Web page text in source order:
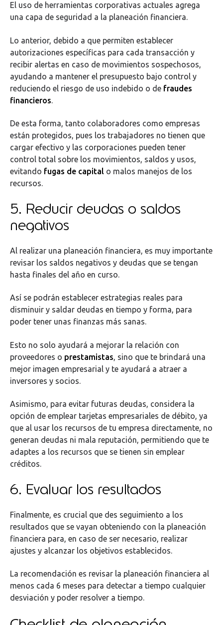
El uso de herramientas corporativas actuales agrega
una capa de seguridad a la planeación financiera.
Lo anterior, debido a que permiten establecer
autorizaciones específicas para cada transacción y
recibir alertas en caso de movimientos sospechosos,
ayudando a mantener el presupuesto bajo control y
reduciendo el riesgo de uso indebido o de fraudes
financieros.
De esta forma, tanto colaboradores como empresas
están protegidos, pues los trabajadores no tienen que
cargar efectivo y las corporaciones pueden tener
control total sobre los movimientos, saldos y usos,
evitando fugas de capital o malos manejos de los
recursos.
5. Reducir deudas o saldos
negativos
Al realizar una planeación financiera, es muy importante
revisar los saldos negativos y deudas que se tengan
hasta finales del año en curso.
Así se podrán establecer estrategias reales para
disminuir y saldar deudas en tiempo y forma, para
poder tener unas finanzas más sanas.
Esto no solo ayudará a mejorar la relación con
proveedores o prestamistas, sino que te brindará una
mejor imagen empresarial y te ayudará a atraer a
inversores y socios.
Asimismo, para evitar futuras deudas, considera la
opción de emplear tarjetas empresariales de débito, ya
que al usar los recursos de tu empresa directamente, no
generan deudas ni mala reputación, permitiendo que te
adaptes a los recursos que se tienen sin emplear
créditos.
6. Evaluar los resultados
Finalmente, es crucial que des seguimiento a los
resultados que se vayan obteniendo con la planeación
financiera para, en caso de ser necesario, realizar
ajustes y alcanzar los objetivos establecidos.
La recomendación es revisar la planeación financiera al
menos cada 6 meses para detectar a tiempo cualquier
desviación y poder resolver a tiempo.